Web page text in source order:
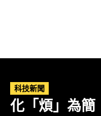
科技新聞
化「煩」為